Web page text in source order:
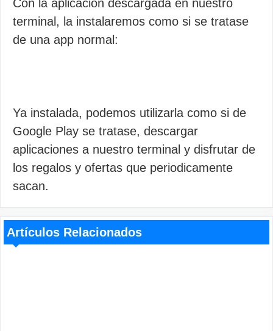
Con la aplicación descargada en nuestro
terminal, la instalaremos como si se tratase
de una app normal:
Ya instalada, podemos utilizarla como si de
Google Play se tratase, descargar
aplicaciones a nuestro terminal y disfrutar de
los regalos y ofertas que periodicamente
sacan.
Artículos Relacionados